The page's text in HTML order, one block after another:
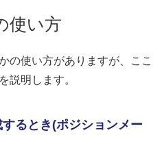
使い方
の使い方がありますが、ここ
説明します。
るとき(ポジションメー